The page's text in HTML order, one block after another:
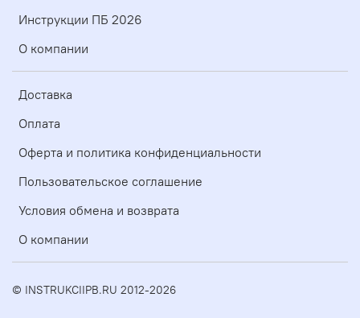
Инструкции ПБ 2026
О компании
Доставка
Оплата
Оферта и политика конфиденциальности
Пользовательское соглашение
Условия обмена и возврата
О компании
© INSTRUKCIIPB.RU 2012-2026